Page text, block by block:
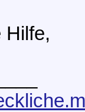
Hilfe,